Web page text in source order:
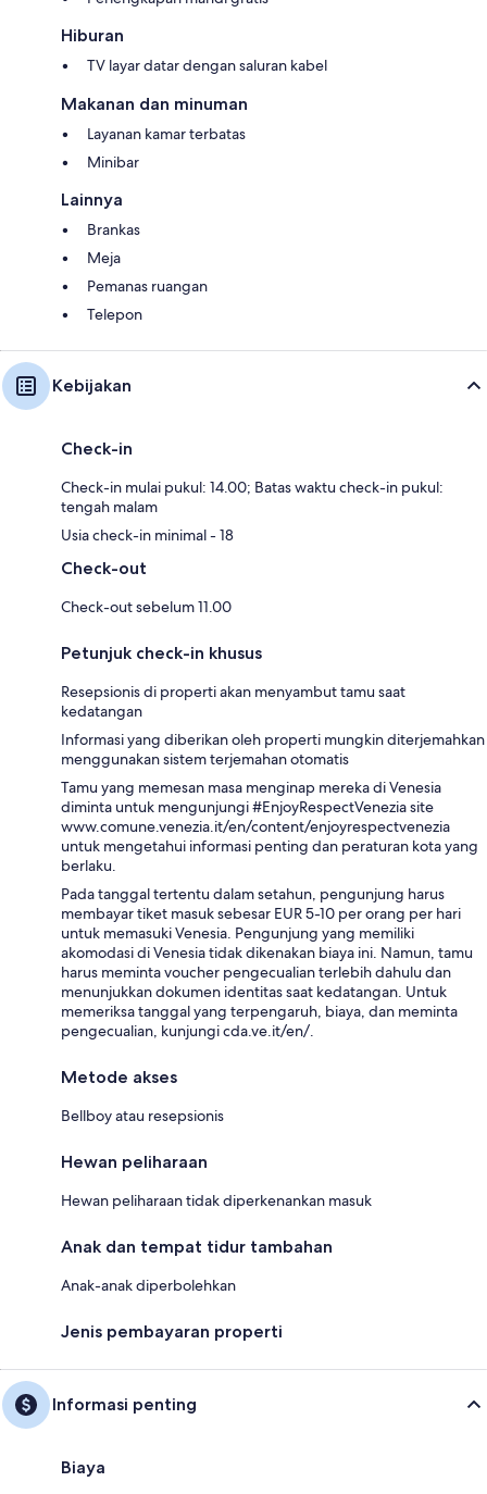
Hiburan
TV layar datar dengan saluran kabel
Makanan dan minuman
Layanan kamar terbatas
Minibar
Lainnya
Brankas
Meja
Pemanas ruangan
Telepon
Kebijakan
Check-in
Check-in mulai pukul: 14.00; Batas waktu check-in pukul:
tengah malam
Usia check-in minimal - 18
Check-out
Check-out sebelum 11.00
Petunjuk check-in khusus
Resepsionis di properti akan menyambut tamu saat
kedatangan
Informasi yang diberikan oleh properti mungkin diterjemahkan
menggunakan sistem terjemahan otomatis
Tamu yang memesan masa menginap mereka di Venesia
diminta untuk mengunjungi #EnjoyRespectVenezia site
www.comune.venezia.it/en/content/enjoyrespectvenezia
untuk mengetahui informasi penting dan peraturan kota yang
berlaku.
Pada tanggal tertentu dalam setahun, pengunjung harus
membayar tiket masuk sebesar EUR 5-10 per orang per hari
untuk memasuki Venesia. Pengunjung yang memiliki
akomodasi di Venesia tidak dikenakan biaya ini. Namun, tamu
harus meminta voucher pengecualian terlebih dahulu dan
menunjukkan dokumen identitas saat kedatangan. Untuk
memeriksa tanggal yang terpengaruh, biaya, dan meminta
pengecualian, kunjungi cda.ve.it/en/.
Metode akses
Bellboy atau resepsionis
Hewan peliharaan
Hewan peliharaan tidak diperkenankan masuk
Anak dan tempat tidur tambahan
Anak-anak diperbolehkan
Jenis pembayaran properti
Informasi penting
Biaya